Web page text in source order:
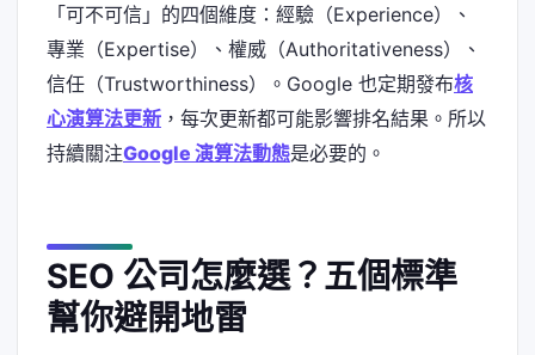
「可不可信」的四個維度：經驗（Experience）、
專業（Expertise）、權威（Authoritativeness）、
信任（Trustworthiness）。Google 也定期發布核
心演算法更新 ，每次更新都可能影響排名結果。所以
持續關注Google 演算法動態是必要的。
SEO 公司怎麼選？五個標準
幫你避開地雷